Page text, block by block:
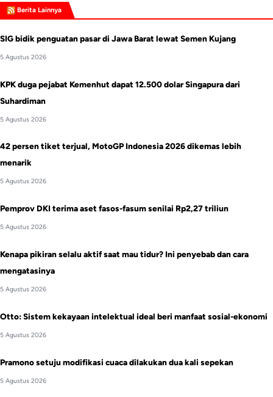
Berita Lainnya
SIG bidik penguatan pasar di Jawa Barat lewat Semen Kujang
5 Agustus 2026
KPK duga pejabat Kemenhut dapat 12.500 dolar Singapura dari
Suhardiman
5 Agustus 2026
42 persen tiket terjual, MotoGP Indonesia 2026 dikemas lebih
menarik
5 Agustus 2026
Pemprov DKI terima aset fasos-fasum senilai Rp2,27 triliun
5 Agustus 2026
Kenapa pikiran selalu aktif saat mau tidur? Ini penyebab dan cara
mengatasinya
5 Agustus 2026
Otto: Sistem kekayaan intelektual ideal beri manfaat sosial-ekonomi
5 Agustus 2026
Pramono setuju modifikasi cuaca dilakukan dua kali sepekan
5 Agustus 2026